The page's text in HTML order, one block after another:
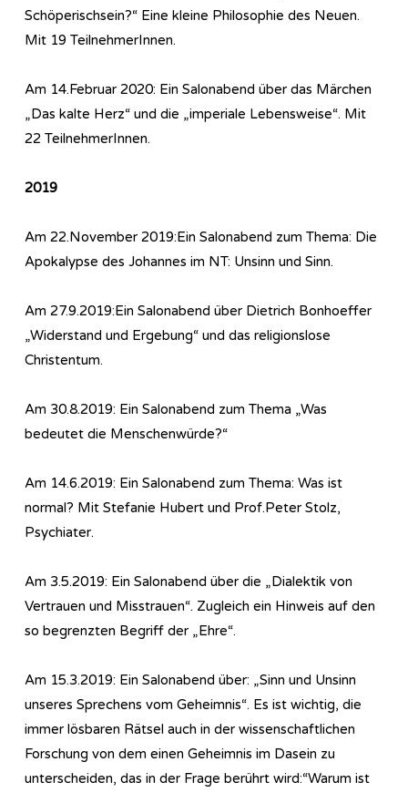
Schöperischsein?“ Eine kleine Philosophie des Neuen.
Mit 19 TeilnehmerInnen.
Am 14.Februar 2020: Ein Salonabend über das Märchen
„Das kalte Herz“ und die „imperiale Lebensweise“. Mit
22 TeilnehmerInnen.
2019
Am 22.November 2019:Ein Salonabend zum Thema: Die
Apokalypse des Johannes im NT: Unsinn und Sinn.
Am 27.9.2019:Ein Salonabend über Dietrich Bonhoeffer
„Widerstand und Ergebung“ und das religionslose
Christentum.
Am 30.8.2019: Ein Salonabend zum Thema „Was
bedeutet die Menschenwürde?“
Am 14.6.2019: Ein Salonabend zum Thema: Was ist
normal? Mit Stefanie Hubert und Prof.Peter Stolz,
Psychiater.
Am 3.5.2019: Ein Salonabend über die „Dialektik von
Vertrauen und Misstrauen“. Zugleich ein Hinweis auf den
so begrenzten Begriff der „Ehre“.
Am 15.3.2019: Ein Salonabend über: „Sinn und Unsinn
unseres Sprechens vom Geheimnis“. Es ist wichtig, die
immer lösbaren Rätsel auch in der wissenschaftlichen
Forschung von dem einen Geheimnis im Dasein zu
unterscheiden, das in der Frage berührt wird:“Warum ist